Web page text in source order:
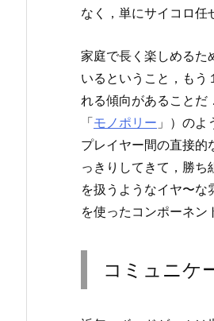
なく，単にサイコロ任
家庭で長く楽しめるた
いるということ，もう
れる傾向があることだ
「モノポリー 」）の
プレイヤー間の直接的
っきりしてきて，勝
を扱うようなイヤ〜
を使ったコンポーネン
コミュニケ